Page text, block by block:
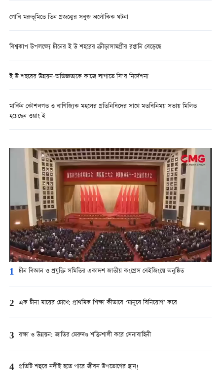
গোবি মরুভূমিতে তিন প্রজন্মের সবুজ অলৌকিক ঘটনা
বিশ্বকাপ উপলক্ষ্যে চীনের ই উ শহরের ক্রীড়াসামগ্রীর রপ্তানি বেড়েছে
ই উ শহরের উন্নয়ন-অভিজ্ঞতাকে কাজে লাগাতে সি’র নির্দেশনা
মার্কিন কৌশলগত ও বাণিজ্যিক মহলের প্রতিনিধিদের সাথে মতবিনিময় সভায় মিলিত
হয়েছেন ওয়াং ই
1 চীন বিজ্ঞান ও প্রযুক্তি সমিতির একাদশ জাতীয় কংগ্রেস বেইজিংয়ে অনুষ্ঠিত
2 এক চীনা মায়ের চোখে: প্রাথমিক শিক্ষা কীভাবে ‘মানুষে বিনিয়োগ’ করে
3 রক্ষা ও উন্নয়ন: জাতির মেরুদণ্ড শক্তিশালী করে সেনাবাহিনী
4 প্রতিটি শহুরে নদীই হতে পারে জীবন উপভোগের স্থান!